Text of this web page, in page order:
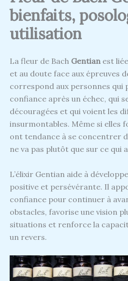
bienfaits,
utilisation
La fleur de Bach Gentianest
et au doute face aux épreuves
correspond aux personnes qui
confiance après un échec, qui
découragées et qui voient les
insurmontables. Même si elles
ont tendance à se concentrer
ne va pas plutôt que sur ce qui
L’élixir Gentian aide à
positive et persévérante. Il
confiance pour continuer à
obstacles, favorise une vision
situations et renforce la
un revers.